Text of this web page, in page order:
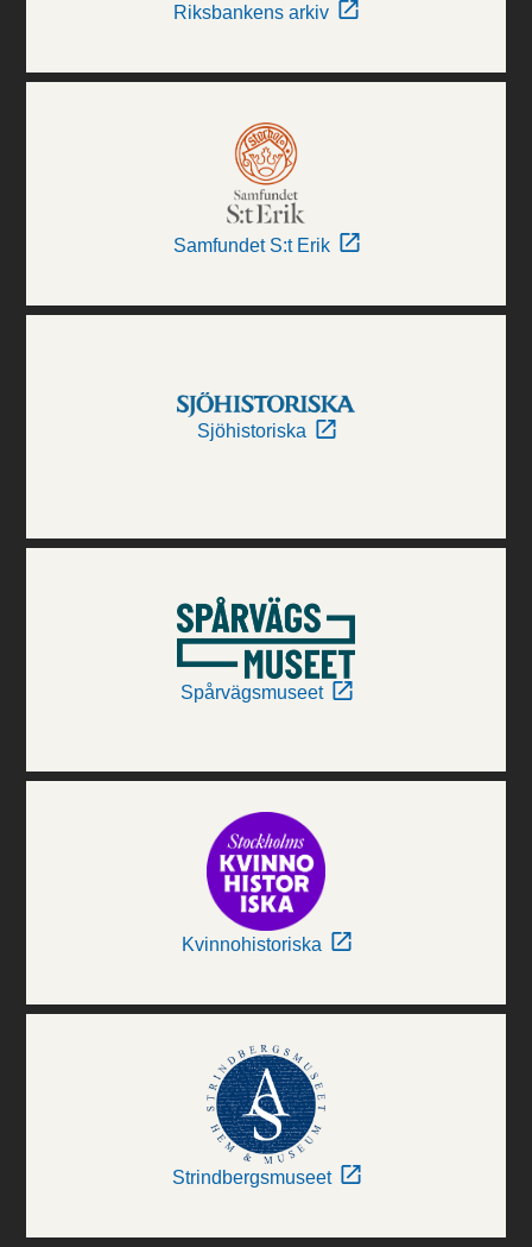
Riksbankens arkiv
Samfundet S:t Erik
Sjöhistoriska
Spårvägsmuseet
Kvinnohistoriska
Strindbergsmuseet